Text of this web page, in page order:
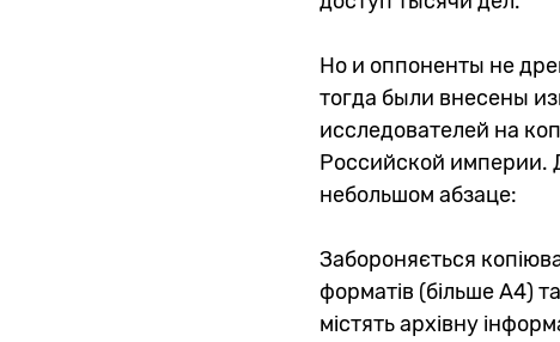
Но и оппоненты не
тогда были внесены
исследователей на
Российской империи.
небольшом абзаце:
Забороняється
форматів (більше А4)
містять архівну